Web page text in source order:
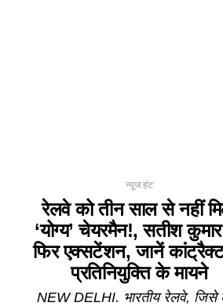
न्यूज हंट
रेलवे को तीन साल से नहीं
‘योग्य’ चेयरमैन!, सतीश
फिर एक्सटेंशन, जानें
प्रतिनियुक्ति के मायने
NEW DELHI. भारतीय रेलवे, जिसे